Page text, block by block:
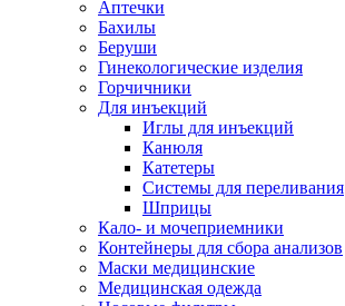
Аптечки
Бахилы
Беруши
Гинекологические изделия
Горчичники
Для инъекций
Иглы для инъекций
Канюля
Катетеры
Системы для переливания
Шприцы
Кало- и мочеприемники
Контейнеры для сбора анализов
Маски медицинские
Медицинская одежда